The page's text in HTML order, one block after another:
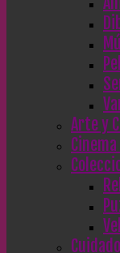
Arte y
Cinema